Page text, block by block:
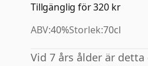
Tillgänglig för 320 kr
ABV:40%Storlek:70cl
Vid 7 års ålder är